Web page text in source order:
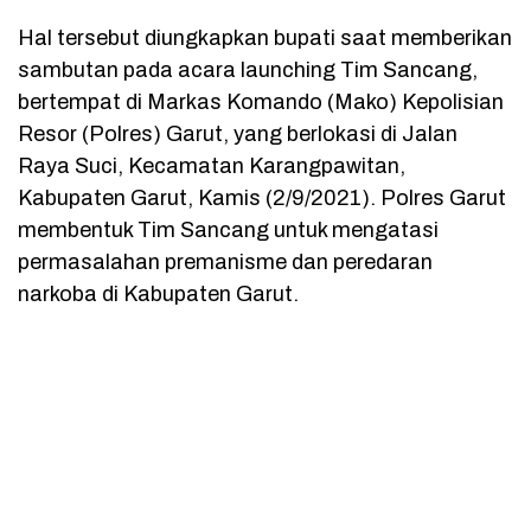
Hal tersebut diungkapkan bupati saat memberikan
sambutan pada acara launching Tim Sancang,
bertempat di Markas Komando (Mako) Kepolisian
Resor (Polres) Garut, yang berlokasi di Jalan
Raya Suci, Kecamatan Karangpawitan,
Kabupaten Garut, Kamis (2/9/2021). Polres Garut
membentuk Tim Sancang untuk mengatasi
permasalahan premanisme dan peredaran
narkoba di Kabupaten Garut.